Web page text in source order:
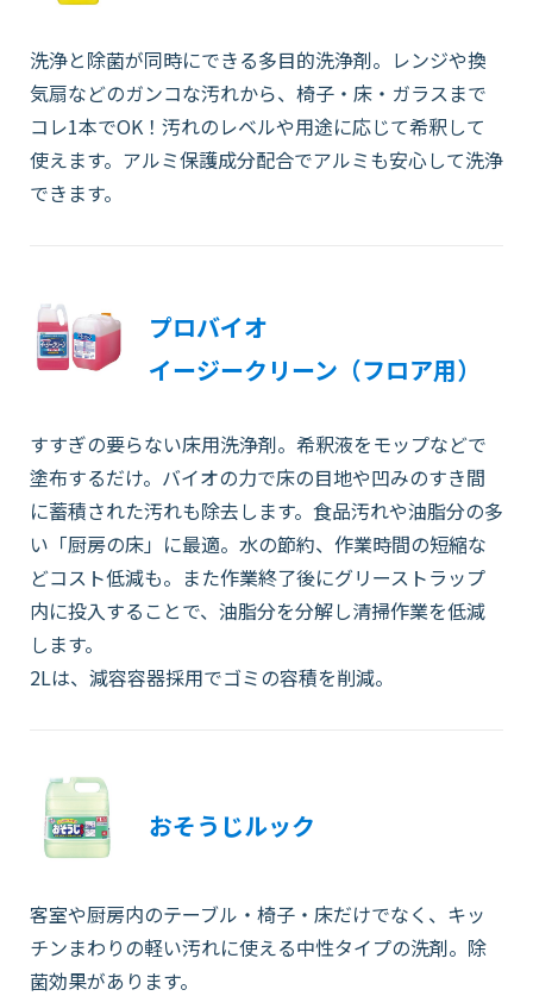
洗浄と除菌が同時にできる多目的洗浄剤。レンジや換
気扇などのガンコな汚れから、椅子・床・ガラスまで
コレ1本でOK！汚れのレベルや用途に応じて希釈して
使えます。アルミ保護成分配合でアルミも安心して洗浄
できます。
プロバイオ
イージークリーン（フロア用）
すすぎの要らない床用洗浄剤。希釈液をモップなどで
塗布するだけ。バイオの力で床の目地や凹みのすき間
に蓄積された汚れも除去します。食品汚れや油脂分の多
い「厨房の床」に最適。水の節約、作業時間の短縮な
どコスト低減も。また作業終了後にグリーストラップ
内に投入することで、油脂分を分解し清掃作業を低減
します。
2Lは、減容容器採用でゴミの容積を削減。
おそうじルック
客室や厨房内のテーブル・椅子・床だけでなく、キッ
チンまわりの軽い汚れに使える中性タイプの洗剤。除
菌効果があります。